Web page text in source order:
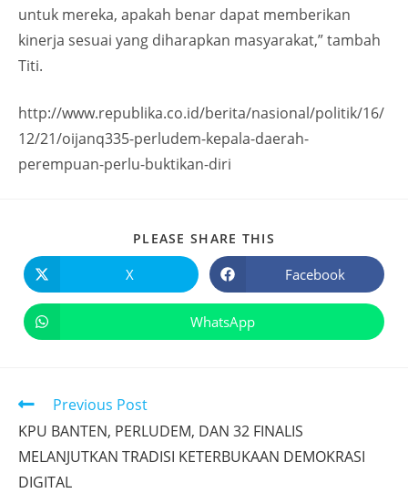
untuk mereka, apakah benar dapat memberikan
kinerja sesuai yang diharapkan masyarakat,” tambah
Titi.
http://www.republika.co.id/berita/nasional/politik/16/
12/21/oijanq335-perludem-kepala-daerah-
perempuan-perlu-buktikan-diri
PLEASE SHARE THIS
X Facebook
WhatsApp
Previous Post
KPU BANTEN, PERLUDEM, DAN 32 FINALIS
MELANJUTKAN TRADISI KETERBUKAAN DEMOKRASI
DIGITAL